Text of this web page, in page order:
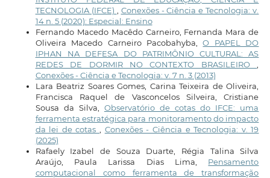
TECNOLOGIA (IFCE)
Conexões - Ciência e Tecnologia: v.
14 n. 5 (2020): Especial: Ensino
Fernando Macedo Macêdo Carneiro, Fernanda Mara de
Oliveira Macedo Carneiro Pacobahyba,O PAPEL DO
IPHAN NA DEFESA DO PATRIMÔNIO CULTURAL: AS
REDES DE DORMIR NO CONTEXTO BRASILEIRO
Conexões - Ciência e Tecnologia: v. 7 n. 3 (2013)
Lara Beatriz Soares Gomes, Carina Teixeira de Oliveira,
Francisca Raquel de Vasconcelos Silveira, Cristiane
Sousa da Silva, Observatório de cotas do IFCE: uma
ferramenta estratégica para monitoramento do impacto
da lei de cotas
Conexões - Ciência e Tecnologia: v. 19
(2025)
Rafaely Izabel de Souza Duarte, Régia Talina Silva
Araújo, Paula Larissa Dias Lima, Pensamento
computacional como ferramenta de transformação